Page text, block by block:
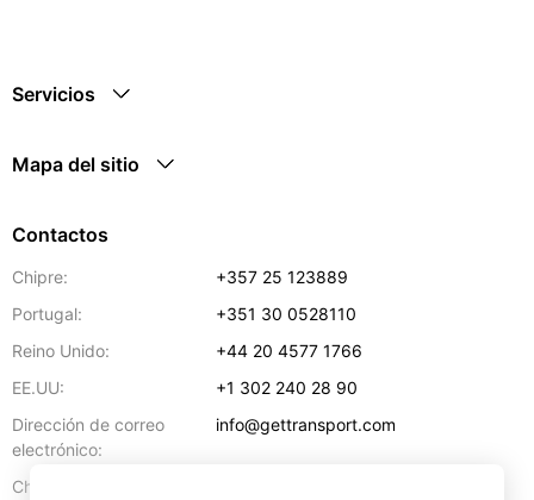
Servicios
Mapa del sitio
Contactos
Chipre:
+357 25 123889
Portugal:
+351 30 0528110
Reino Unido:
+44 20 4577 1766
EE.UU:
+1 302 240 28 90
Dirección de correo
electrónico:
info@gettransport.com
Chipre: